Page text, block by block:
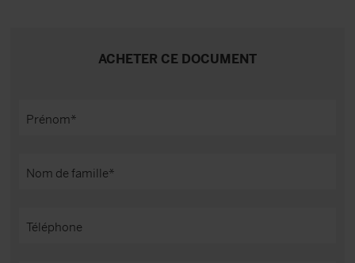
ACHETER CE DOCUMENT